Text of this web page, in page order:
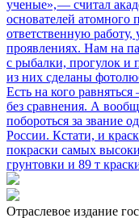
ученые», — считал
основателей атомного
ответственную работу,
проявлениях. Нам на
с рыбалки, прогулок и
из них сделаны
Есть на кого равняться
без сравнения. А
побороться за звание
России. Кстати, и
покраски самых
грунтовки и 89 т
Отраслевое издание